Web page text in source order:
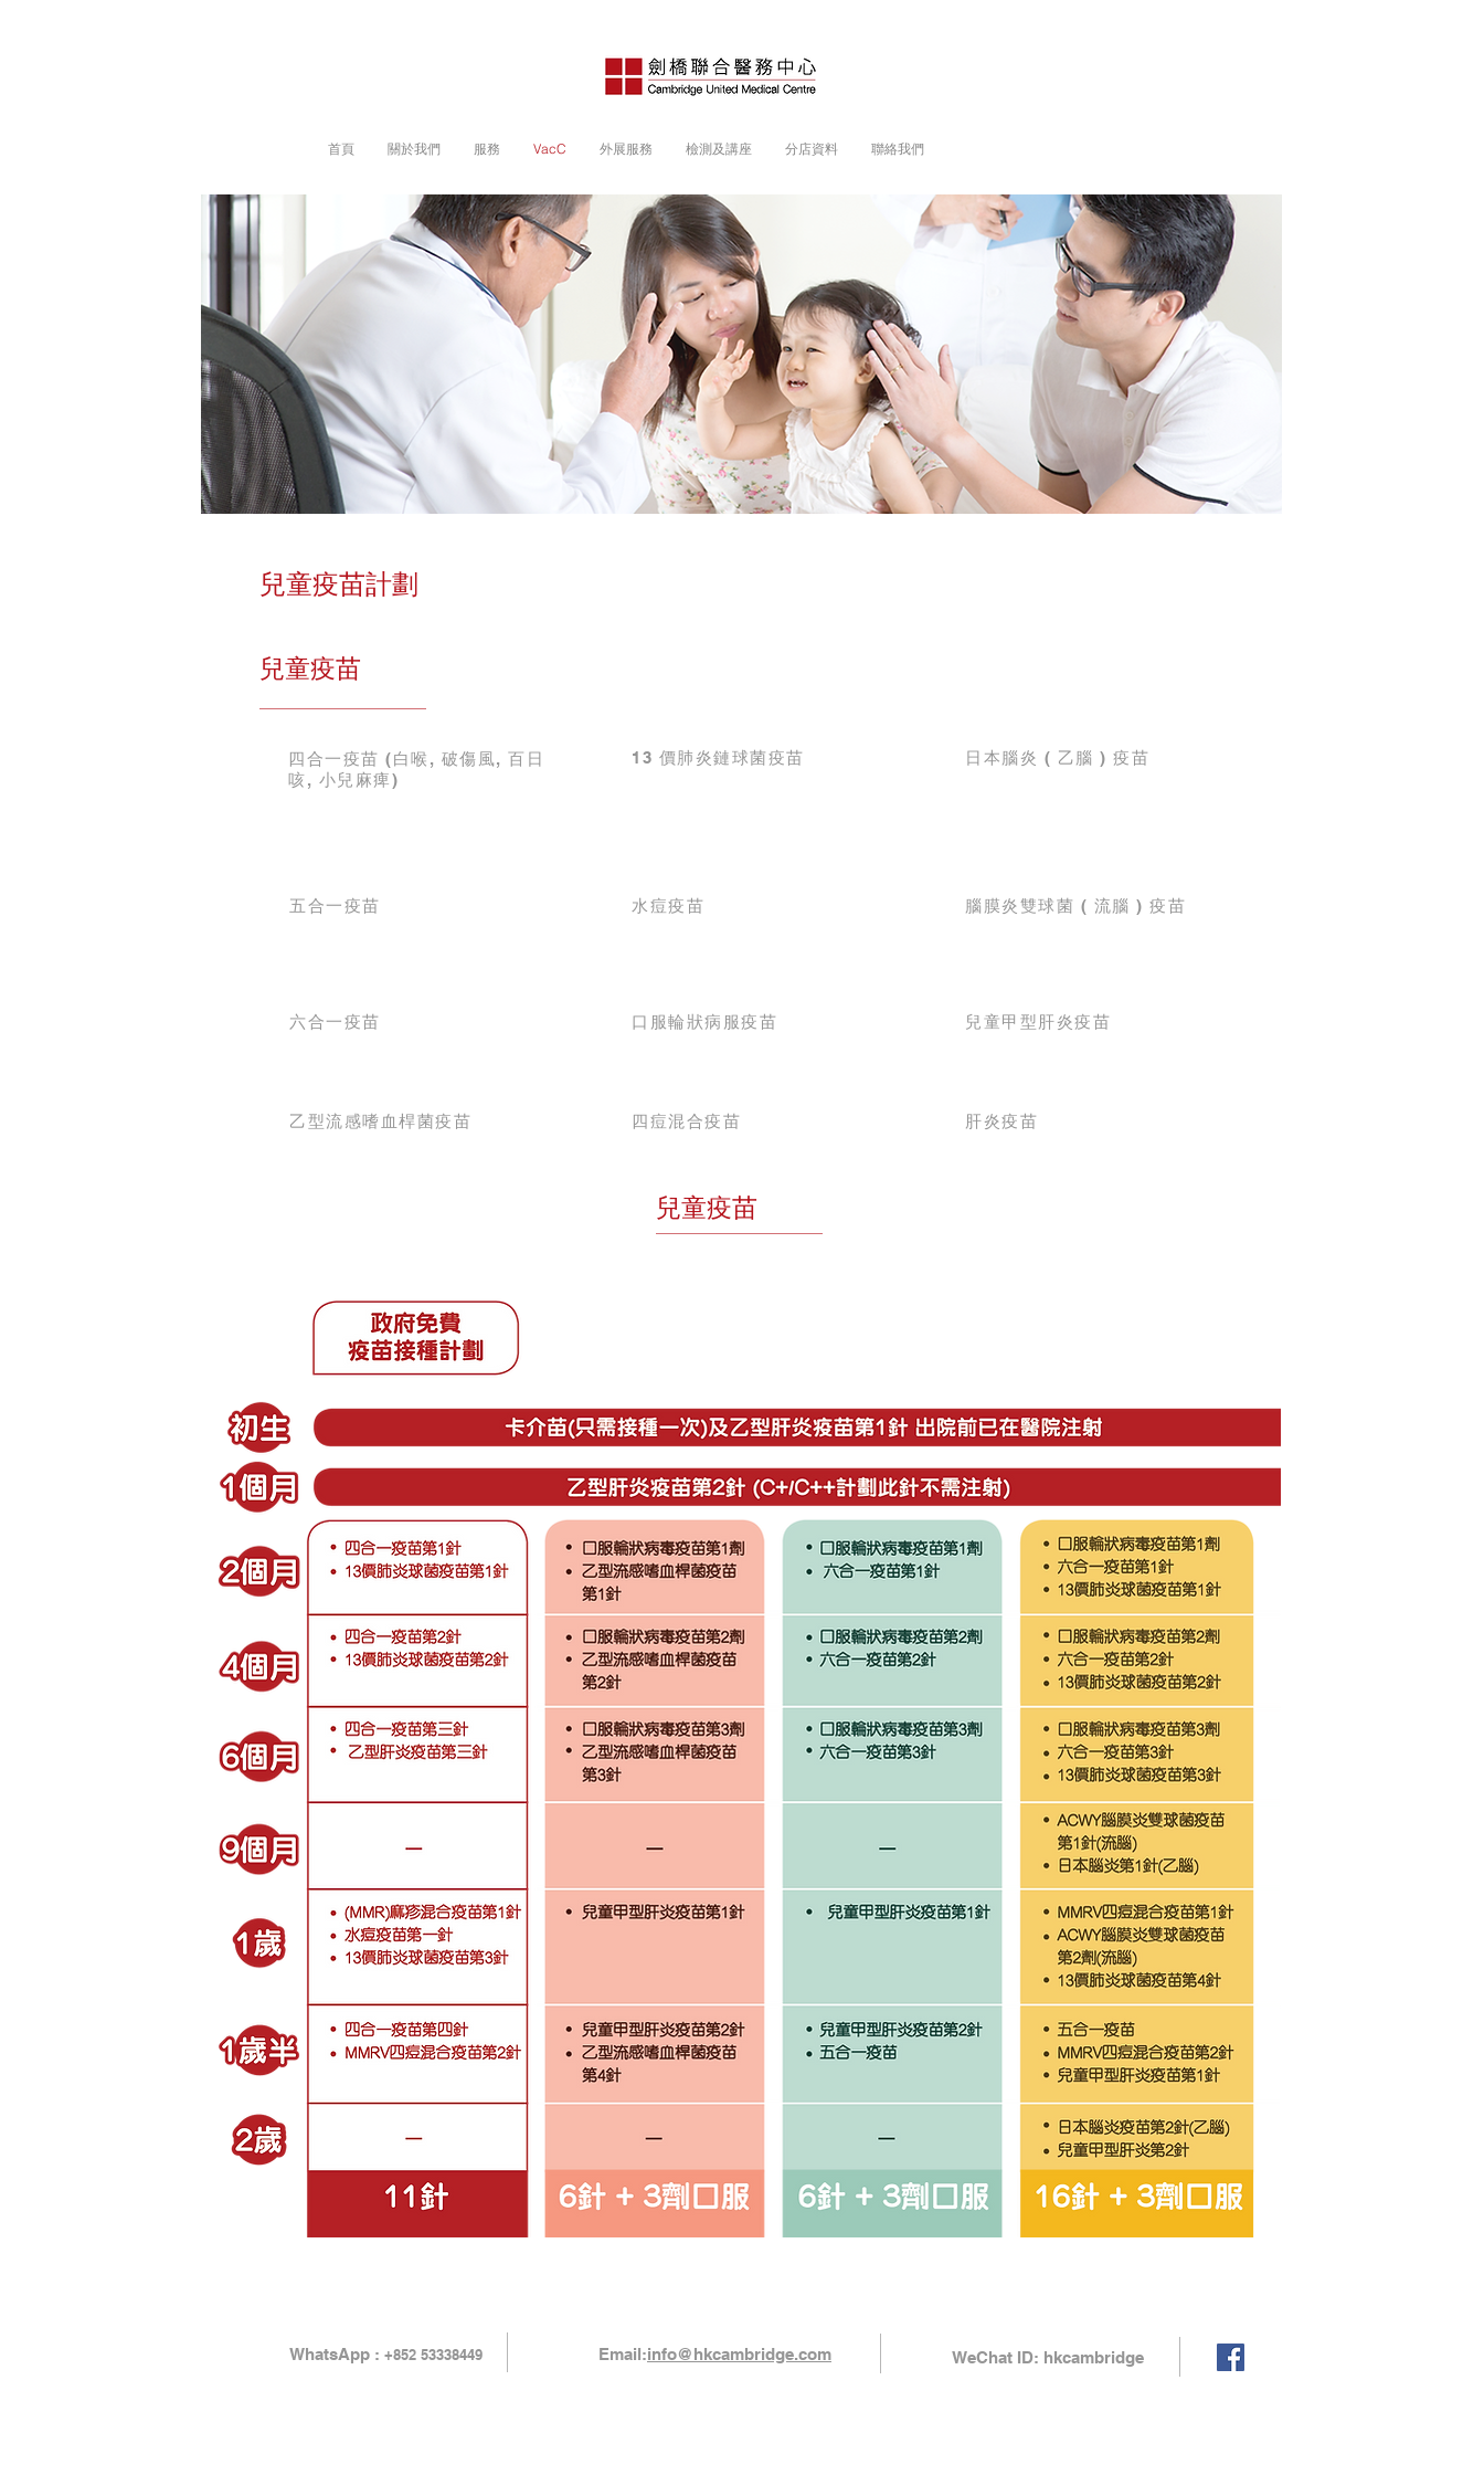
首頁 關於我們 服務 VacC 外展服務 檢測及講座 分店資料 聯絡我們
兒童疫苗計劃
兒童疫苗
四合一疫苗 (白喉, 破傷風, 百日
咳, 小兒麻痺)
13 價肺炎鏈球菌疫苗 日本腦炎 ( 乙腦 ) 疫苗
五合一疫苗 水痘疫苗 腦膜炎雙球菌 ( 流腦 ) 疫苗
六合一疫苗 口服輪狀病服疫苗 兒童甲型肝炎疫苗
乙型流感嗜血桿菌疫苗 四痘混合疫苗 肝炎疫苗
兒童疫苗
WhatsApp : +852 53338449 Email:info@hkcambridge.com WeChat ID: hkcambridge